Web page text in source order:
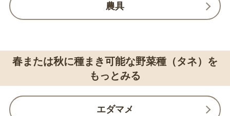
農具
春または秋に種まき可能な野菜種（タネ）を
もっとみる
エダマメ